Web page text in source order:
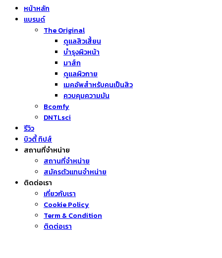
หน้าหลัก
แบรนด์
The Original
ดูแลสิวเสี้ยน
บำรุงผิวหน้า
มาส์ก
ดูแลผิวกาย
เมคอัพสำหรับคนเป็นสิว
ควบคุมความมัน
Bcomfy
DNTLsci
รีวิว
บิวตี้ ทิปส์
สถานที่จำหน่าย
สถานที่จำหน่าย
สมัครตัวแทนจำหน่าย
ติดต่อเรา
เกี่ยวกับเรา
Cookie Policy
Term & Condition
ติดต่อเรา